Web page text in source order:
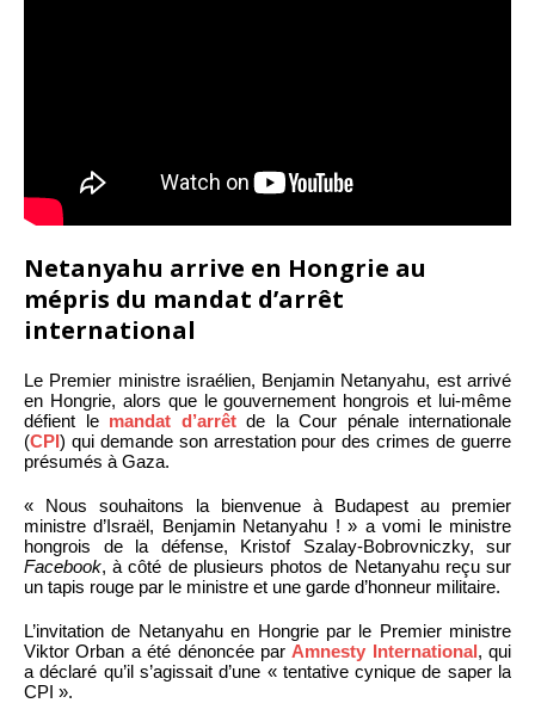
Netanyahu arrive en Hongrie au
mépris du mandat d’arrêt
international
Le Premier ministre israélien, Benjamin Netanyahu, est arrivé
en Hongrie, alors que le gouvernement hongrois et lui-même
défient le mandat d’arrêtde la Cour pénale internationale
(CPI) qui demande son arrestation pour des crimes de guerre
présumés à Gaza.
« Nous souhaitons la bienvenue à Budapest au premier
ministre d’Israël, Benjamin Netanyahu ! » a vomi le ministre
hongrois de la défense, Kristof Szalay-Bobrovniczky, sur
Facebook, à côté de plusieurs photos de Netanyahu reçu sur
un tapis rouge par le ministre et une garde d’honneur militaire.
L’invitation de Netanyahu en Hongrie par le Premier ministre
Viktor Orban a été dénoncée par Amnesty International, qui
a déclaré qu’il s’agissait d’une « tentative cynique de saper la
CPI ».